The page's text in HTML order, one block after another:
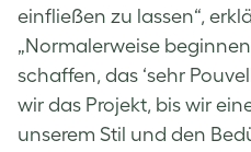
einfließen zu lassen“,
„Normalerweise
schaffen, das ‘sehr
wir das Projekt, bis wir
unserem Stil und den